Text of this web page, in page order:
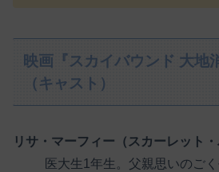
映画『スカイバウンド 大地
（キャスト）
リサ・マーフィー（スカーレット・
医大生1年生。父親思いのご